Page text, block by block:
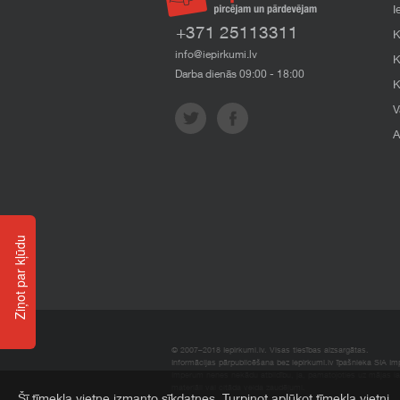
+371 25113311
info@iepirkumi.lv
Darba dienās 09:00 - 18:00
© 2007–2018 Iepirkumi.lv. Visas tiesības aizsargātas.
Informācijas pārpublicēšana bez iepirkumi.lv īpašnieka SIA
Ziņot par kļūdu